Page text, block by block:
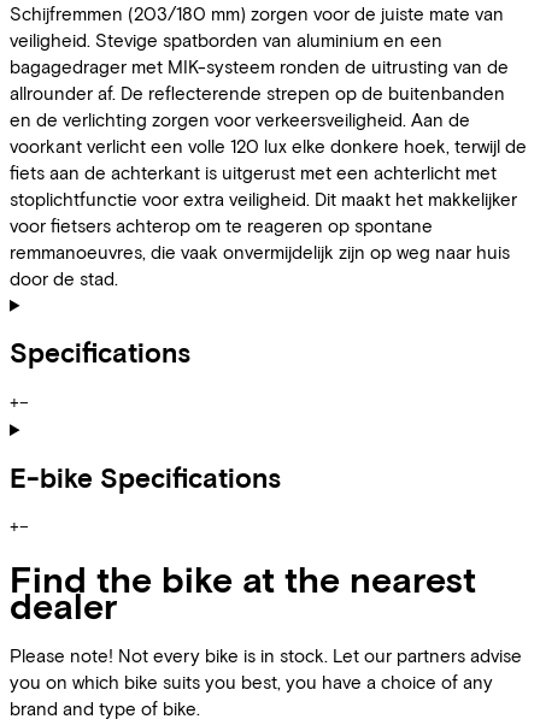
Schijfremmen (203/180 mm) zorgen voor de juiste mate van
veiligheid. Stevige spatborden van aluminium en een
bagagedrager met MIK-systeem ronden de uitrusting van de
allrounder af. De reflecterende strepen op de buitenbanden
en de verlichting zorgen voor verkeersveiligheid. Aan de
voorkant verlicht een volle 120 lux elke donkere hoek, terwijl de
fiets aan de achterkant is uitgerust met een achterlicht met
stoplichtfunctie voor extra veiligheid. Dit maakt het makkelijker
voor fietsers achterop om te reageren op spontane
remmanoeuvres, die vaak onvermijdelijk zijn op weg naar huis
door de stad.
Specifications
+−
E-bike Specifications
+−
Find the bike at the nearest
dealer
Please note! Not every bike is in stock. Let our partners advise
you on which bike suits you best, you have a choice of any
brand and type of bike.